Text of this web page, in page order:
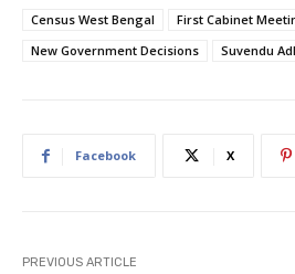
Census West Bengal
First Cabinet
New Government Decisions
Suvendu
Facebook X
PREVIOUS ARTICLE